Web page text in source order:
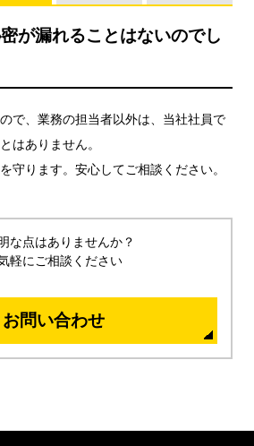
が漏れることはないのでし
で、業務の担当者以外は、当社社員で
はありません。
守ります。安心してご相談ください。
な点はありませんか？
軽にご相談ください
お問い合わせ